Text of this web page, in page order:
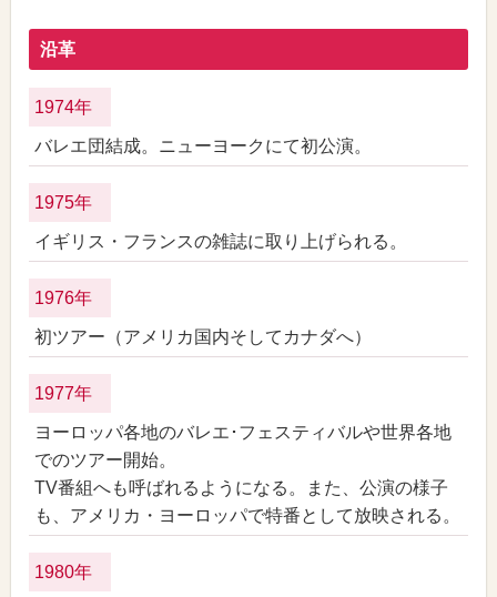
沿革
1974年
バレエ団結成。ニューヨークにて初公演。
1975年
イギリス・フランスの雑誌に取り上げられる。
1976年
初ツアー（アメリカ国内そしてカナダへ）
1977年
ヨーロッパ各地のバレエ･フェスティバルや世界各地
でのツアー開始。
TV番組へも呼ばれるようになる。また、公演の様子
も、アメリカ・ヨーロッパで特番として放映される。
1980年